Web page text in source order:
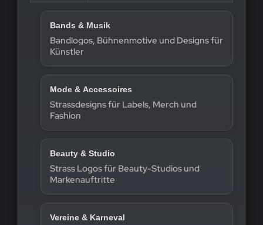
Bands & Musik
Bandlogos, Bühnenmotive und Designs für
Künstler
Mode & Accessoires
Strassdesigns für Labels, Merch und
Fashion
Beauty & Studio
Strass Logos für Beauty-Studios und
Markenauftritte
Vereine & Karneval